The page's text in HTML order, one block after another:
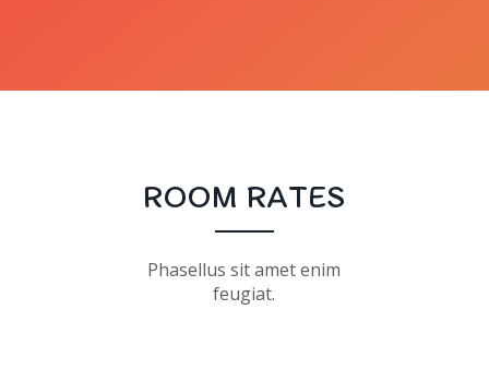
ROOM RATES
Phasellus sit amet enim
feugiat.